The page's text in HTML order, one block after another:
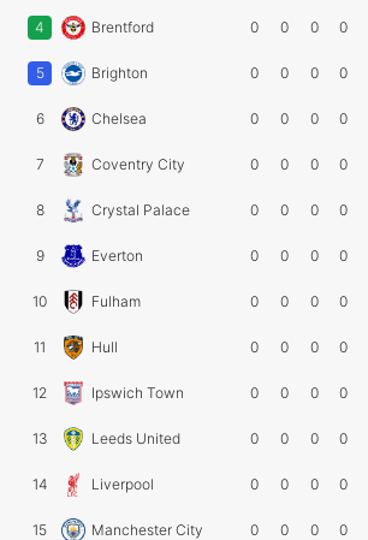
4 Brentford 0 0 0 0
5 Brighton 0 0 0 0
6 Chelsea 0 0 0 0
7 Coventry City 0 0 0 0
8 Crystal Palace 0 0 0 0
9 Everton 0 0 0 0
10 Fulham 0 0 0 0
11 Hull 0 0 0 0
12 Ipswich Town 0 0 0 0
13 Leeds United 0 0 0 0
14 Liverpool 0 0 0 0
15 Manchester City 0 0 0 0